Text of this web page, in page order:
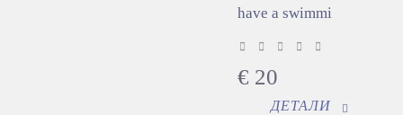
have a swimmi
€ 20
ДЕТАЛИ